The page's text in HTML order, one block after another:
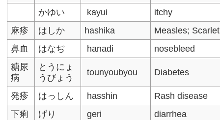
かゆい
kayui
itchy
麻疹
はしか hashika
Measles;
鼻血
はなぢ hanadi
nosebleed
糖尿
病
とうにょ
うびょう
tounyoubyou Diabetes
発疹 はっしん hasshin
Rash disease
下痢
げり geri
diarrhea